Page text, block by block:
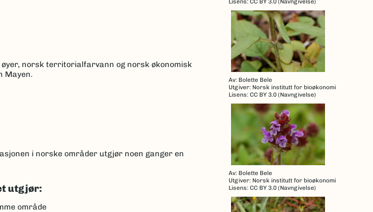
norsk territorialfarvann og norsk økonomisk
Mayen.
i norske områder utgjør noen ganger en
utgjør:
område
Av: Bolette Bele
Utgiver: Norsk institutt for bioøkonomi
Lisens: CC BY 3.0 (Navngivelse)
Av: Bolette Bele
Utgiver: Norsk institutt for bioøkonomi
Lisens: CC BY 3.0 (Navngivelse)